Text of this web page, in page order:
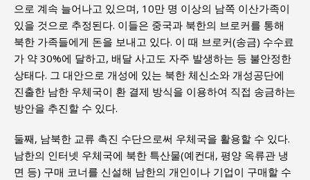
으로 계속 늘어나고 있으며, 10만 명 이상의 남쪽 이산가족이
있을 것으로 추정된다. 이들은 중국과 북한의 브로커를 통해
북한 가족들에게 돈을 보내고 있다. 이 때 브로커(송금) 수수료
가 약 30%에 달하고, 배달 사고도 자주 발생하는 등 불안정한
상태다. 그 대안으로 개성에 있는 북한 체신소와 개성공단에
진출한 남한 우체국이 환 결제 방식을 이용하여 직접 송금하는
방안을 추진할 수 있다.
둘째, 남북한 교류 촉진 수단으로써 우체국을 활용할 수 있다.
남한의 인터넷 우체국에 북한 특산물(예컨대, 평양 옥류관 냉
면 등) 구매 코너를 신설해 남한의 개인이나 기업이 구매할 수